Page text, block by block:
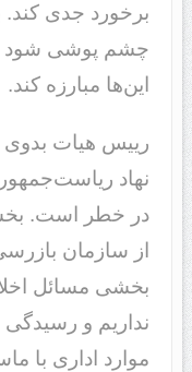
برخورد جدی کند.
چشم پوشی شود
این‌ها مبارزه کند.
رییس هیات بدوی
نهاد
در خطر است.
از سازمان
بخشی مسائل
نداریم و رسیدگی
موارد اداری با